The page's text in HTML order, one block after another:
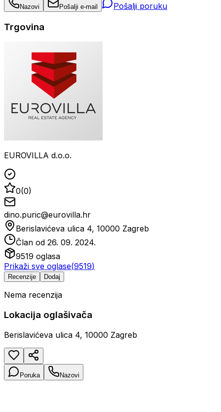
Nazovi Pošalji e-mail Pošalji poruku
Trgovina
EUROVILLA d.o.o.
0(0)
dino.puric@eurovilla.hr
Berislavićeva ulica 4, 10000 Zagreb
Član od 26. 09. 2024.
9519 oglasa
Prikaži sve oglase(9519)
Recenzije Dodaj
Nema recenzija
Lokacija oglašivača
Berislavićeva ulica 4, 10000 Zagreb
Poruka Nazovi